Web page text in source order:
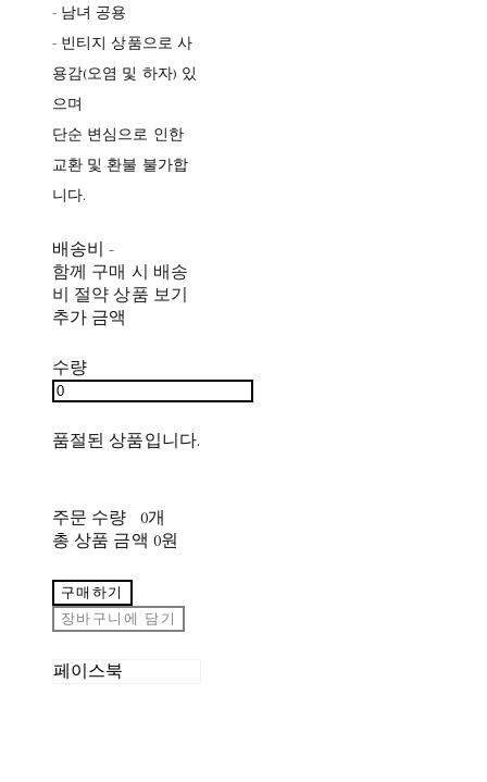
- 남녀 공용
- 빈티지 상품으로 사
용감(오염 및 하자) 있
으며
단순 변심으로 인한
교환 및 환불 불가합
니다.
배송비-
함께 구매 시 배송
비 절약 상품 보기
추가 금액
수량
품절된 상품입니다.
주문 수량
0개
총 상품 금액 0원
구매하기
장바구니에 담기
페이스북